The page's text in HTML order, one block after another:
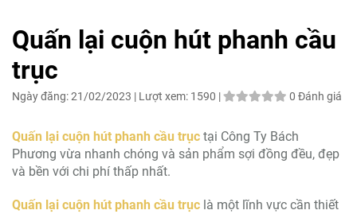
Quấn lại cuộn hút phanh cầu
trục
Ngày đăng:21/02/2023 | Lượt xem: 1590 | 0 Đánh giá
Quấn lại cuộn hút phanh cầu trục tại Công Ty Bách
Phương vừa nhanh chóng và sản phẩm sợi đồng đều, đẹp
và bền với chi phí thấp nhất.
Quấn lại cuộn hút phanh cầu trục là một lĩnh vực cần thiết